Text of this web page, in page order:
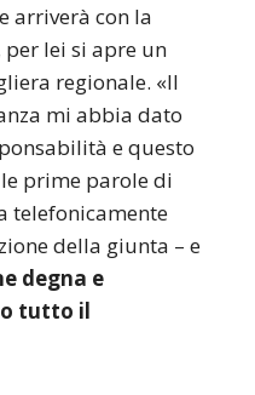
arriverà con la
lei si apre un
regionale. «Il
mi abbia dato
e questo
prime parole di
telefonicamente
della giunta – e
degna e
tutto il